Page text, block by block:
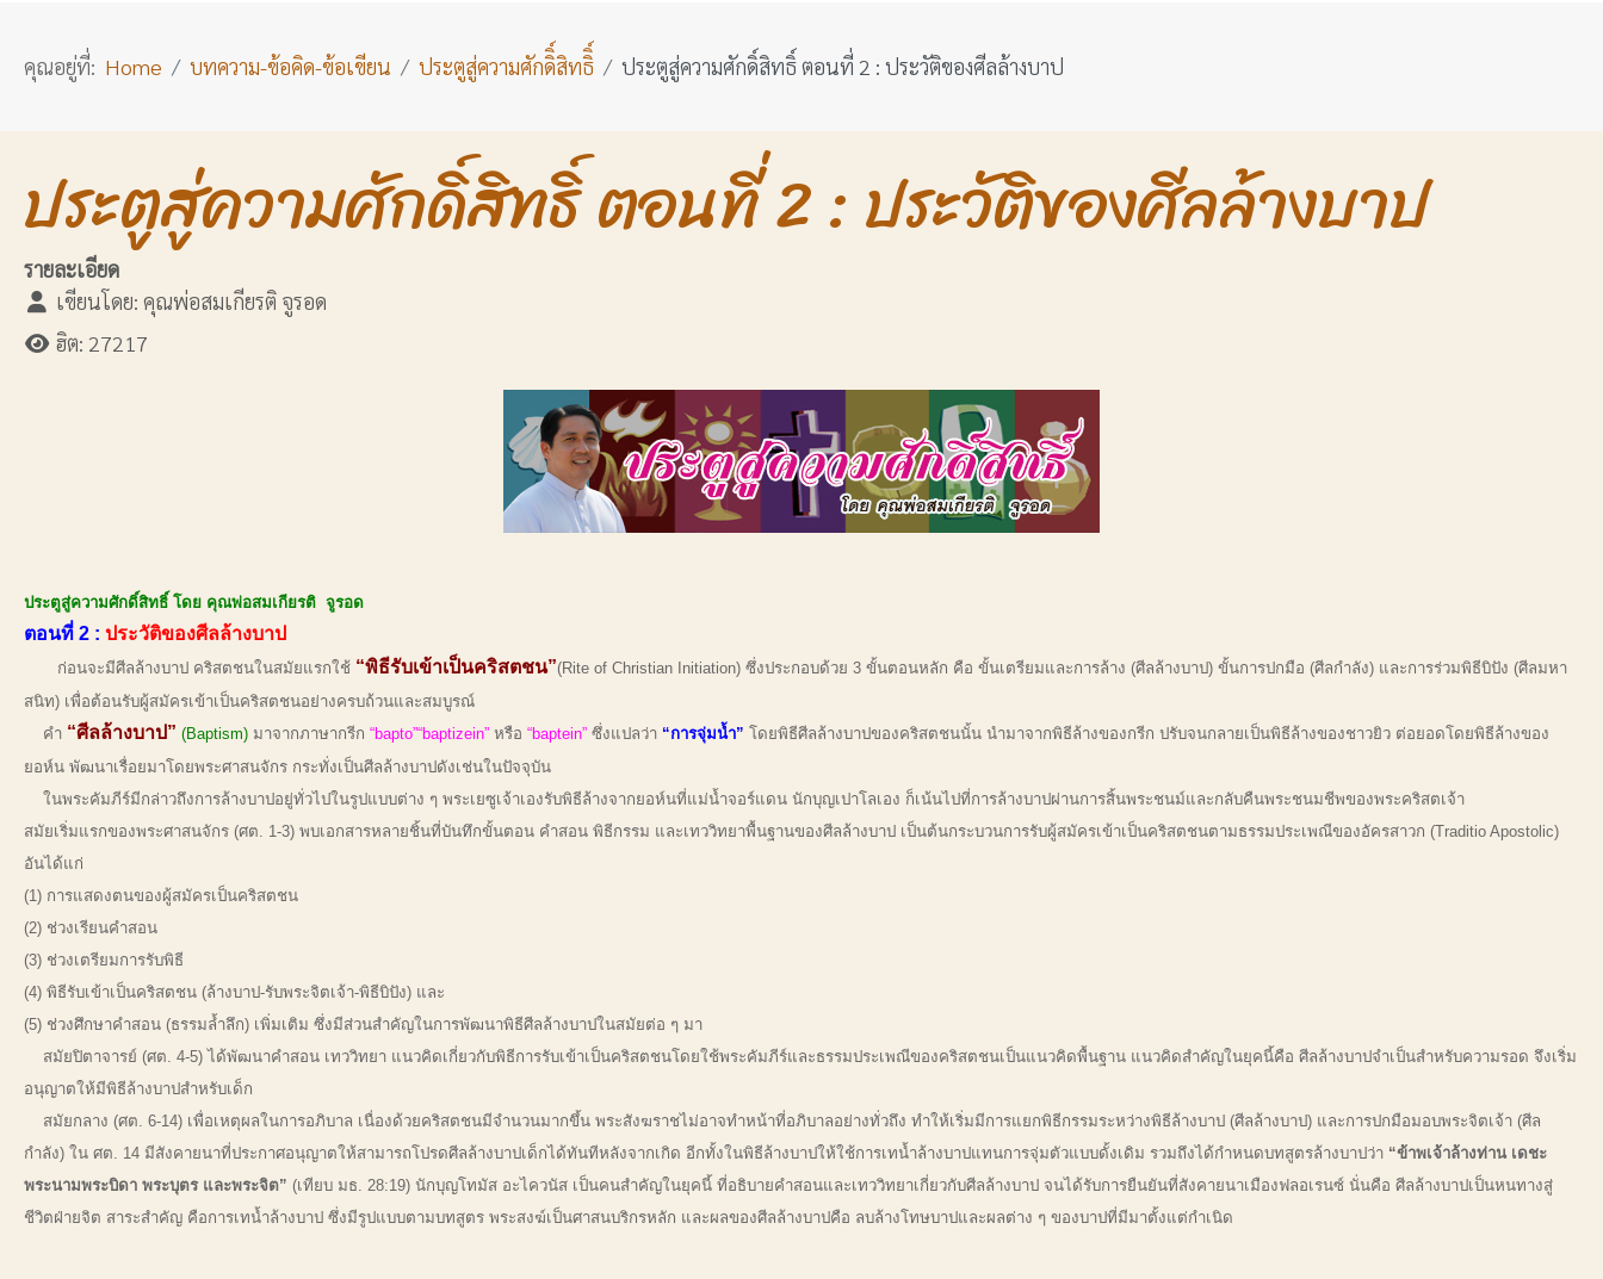
คุณอยู่ที่: Home บทความ-ข้อคิด-ข้อเขียน ประตูสู่ความศักดิิ์สิทธิิ์ ประตูสู่ความศักดิ์สิทธิ์ ตอนที่ 2 : ประวัติของศีลล้างบาป
ประตูสู่ความศักดิ์สิทธิ์ ตอนที่ 2 : ประวัติของศีลล้างบาป
รายละเอียด
เขียนโดย: คุณพ่อสมเกียรติ จูรอด
ฮิต: 27217
ประตูสู่ความศักดิ์สิทธิ์ โดย คุณพ่อสมเกียรติ จูรอด
ตอนที่ 2 : ประวัติของศีลล้างบาป
ก่อนจะมีศีลล้างบาป คริสตชนในสมัยแรกใช้ “พิธีรับเข้าเป็นคริสตชน”(Rite of Christian Initiation) ซึ่งประกอบด้วย 3 ขั้นตอนหลัก คือ ขั้นเตรียมและการล้าง (ศีลล้างบาป) ขั้นการปกมือ (ศีลกำลัง) และการร่วมพิธีบิปัง (ศีลมหา
สนิท) เพื่อต้อนรับผู้สมัครเข้าเป็นคริสตชนอย่างครบถ้วนและสมบูรณ์
คำ “ศีลล้างบาป” (Baptism) มาจากภาษากรีก “bapto”“baptizein” หรือ “baptein” ซึ่งแปลว่า “การจุ่มน้ำ” โดยพิธีศีลล้างบาปของคริสตชนนั้น นำมาจากพิธีล้างของกรีก ปรับจนกลายเป็นพิธีล้างของชาวยิว ต่อยอดโดยพิธีล้างของ
ยอห์น พัฒนาเรื่อยมาโดยพระศาสนจักร กระทั่งเป็นศีลล้างบาปดังเช่นในปัจจุบัน
ในพระคัมภีร์มีกล่าวถึงการล้างบาปอยู่ทั่วไปในรูปแบบต่าง ๆ พระเยซูเจ้าเองรับพิธีล้างจากยอห์นที่แม่น้ำจอร์แดน นักบุญเปาโลเอง ก็เน้นไปที่การล้างบาปผ่านการสิ้นพระชนม์และกลับคืนพระชนมชีพของพระคริสตเจ้า
สมัยเริ่มแรกของพระศาสนจักร (ศต. 1-3) พบเอกสารหลายชิ้นที่บันทึกขั้นตอน คำสอน พิธีกรรม และเทววิทยาพื้นฐานของศีลล้างบาป เป็นต้นกระบวนการรับผู้สมัครเข้าเป็นคริสตชนตามธรรมประเพณีของอัครสาวก (Traditio Apostolic)
อันได้แก่
(1) การแสดงตนของผู้สมัครเป็นคริสตชน
(2) ช่วงเรียนคำสอน
(3) ช่วงเตรียมการรับพิธี
(4) พิธีรับเข้าเป็นคริสตชน (ล้างบาป-รับพระจิตเจ้า-พิธีบิปัง) และ
(5) ช่วงศึกษาคำสอน (ธรรมล้ำลึก) เพิ่มเติม ซึ่งมีส่วนสำคัญในการพัฒนาพิธีศีลล้างบาปในสมัยต่อ ๆ มา
สมัยปิตาจารย์ (ศต. 4-5) ได้พัฒนาคำสอน เทววิทยา แนวคิดเกี่ยวกับพิธีการรับเข้าเป็นคริสตชนโดยใช้พระคัมภีร์และธรรมประเพณีของคริสตชนเป็นแนวคิดพื้นฐาน แนวคิดสำคัญในยุคนี้คือ ศีลล้างบาปจำเป็นสำหรับความรอด จึงเริ่ม
อนุญาตให้มีพิธีล้างบาปสำหรับเด็ก
สมัยกลาง (ศต. 6-14) เพื่อเหตุผลในการอภิบาล เนื่องด้วยคริสตชนมีจำนวนมากขึ้น พระสังฆราชไม่อาจทำหน้าที่อภิบาลอย่างทั่วถึง ทำให้เริ่มมีการแยกพิธีกรรมระหว่างพิธีล้างบาป (ศีลล้างบาป) และการปกมือมอบพระจิตเจ้า (ศีล
กำลัง) ใน ศต. 14 มีสังคายนาที่ประกาศอนุญาตให้สามารถโปรดศีลล้างบาปเด็กได้ทันทีหลังจากเกิด อีกทั้งในพิธีล้างบาปให้ใช้การเทน้ำล้างบาปแทนการจุ่มตัวแบบดั้งเดิม รวมถึงได้กำหนดบทสูตรล้างบาปว่า “ข้าพเจ้าล้างท่าน เดชะ
พระนามพระบิดา พระบุตร และพระจิต” (เทียบ มธ. 28:19) นักบุญโทมัส อะไควนัส เป็นคนสำคัญในยุคนี้ ที่อธิบายคำสอนและเทววิทยาเกี่ยวกับศีลล้างบาป จนได้รับการยืนยันที่สังคายนาเมืองฟลอเรนซ์ นั่นคือ ศีลล้างบาปเป็นหนทางสู่
ชีวิตฝ่ายจิต สาระสำคัญ คือการเทน้ำล้างบาป ซึ่งมีรูปแบบตามบทสูตร พระสงฆ์เป็นศาสนบริกรหลัก และผลของศีลล้างบาปคือ ลบล้างโทษบาปและผลต่าง ๆ ของบาปที่มีมาตั้งแต่กำเนิด